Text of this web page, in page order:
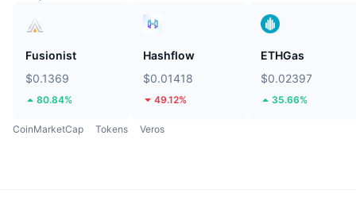
Fusionist
$0.1369
80.84%
Hashflow
$0.01418
49.12%
ETHGas
$0.02397
35.66%
CoinMarketCap Tokens Veros